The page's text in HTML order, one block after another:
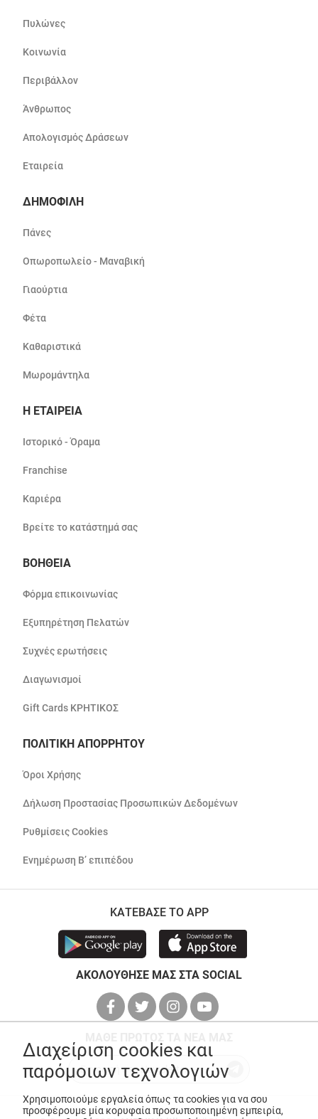
Πυλώνες
Κοινωνία
Περιβάλλον
Άνθρωπος
Απολογισμός Δράσεων
Εταιρεία
ΔΗΜΟΦΙΛΗ
Πάνες
Οπωροπωλείο - Μαναβική
Γιαούρτια
Φέτα
Καθαριστικά
Μωρομάντηλα
Η ΕΤΑΙΡΕΙΑ
Ιστορικό - Όραμα
Franchise
Καριέρα
Βρείτε το κατάστημά σας
ΒΟΗΘΕΙΑ
Φόρμα επικοινωνίας
Εξυπηρέτηση Πελατών
Συχνές ερωτήσεις
Διαγωνισμοί
Gift Cards ΚΡΗΤΙΚΟΣ
ΠΟΛΙΤΙΚΗ ΑΠΟΡΡΗΤΟΥ
Όροι Χρήσης
Δήλωση Προστασίας Προσωπικών Δεδομένων
Ρυθμίσεις Cookies
Ενημέρωση Β’ επιπέδου
ΚΑΤΕΒΑΣΕ ΤΟ APP
ΑΚΟΛΟΥΘΗΣΕ ΜΑΣ ΣΤΑ SOCIAL
Διαχείριση cookies και
παρόμοιων τεχνολογιών
Χρησιμοποιούμε εργαλεία όπως τα cookies για να σου
προσφέρουμε μία κορυφαία προσωποποιημένη εμπειρία,